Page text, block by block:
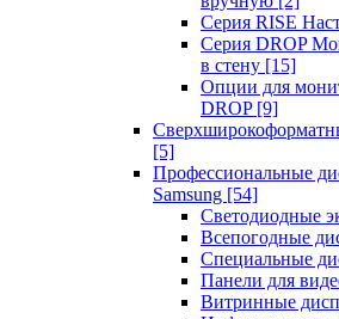
Серия RISE
Серия DROP
в стену [15]
Опции для
DROP [9]
[5]
Профессиональные
Samsung [54]
Светодиодные
Всепогодные
Специальные
Панели для
Витринные